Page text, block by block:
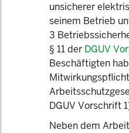
unsicherer
seinem Betrieb
3
§ 11 der DGUV
Beschäftigten
DGUV Vorschrift
Neben dem